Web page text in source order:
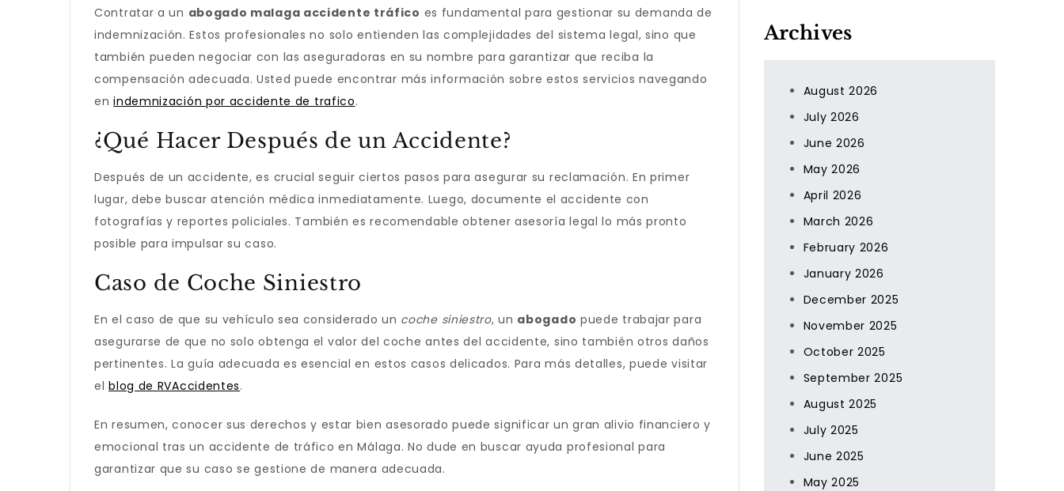
Contratar a un abogado malaga accidente tráfico es fundamental para gestionar su demanda de
indemnización. Estos profesionales no solo entienden las complejidades del sistema legal, sino que
también pueden negociar con las aseguradoras en su nombre para garantizar que reciba la
compensación adecuada. Usted puede encontrar más información sobre estos servicios navegando
enindemnización por accidente de trafico.
¿Qué Hacer Después de un Accidente?
Después de un accidente, es crucial seguir ciertos pasos para asegurar su reclamación. En primer
lugar, debe buscar atención médica inmediatamente. Luego, documente el accidente con
fotografías y reportes policiales. También es recomendable obtener asesoría legal lo más pronto
posible para impulsar su caso.
Caso de Coche Siniestro
En el caso de que su vehículo sea considerado un coche siniestro, un abogado puede trabajar para
asegurarse de que no solo obtenga el valor del coche antes del accidente, sino también otros daños
pertinentes. La guía adecuada es esencial en estos casos delicados. Para más detalles, puede visitar
elblog de RVAccidentes.
En resumen, conocer sus derechos y estar bien asesorado puede significar un gran alivio financiero y
emocional tras un accidente de tráfico en Málaga. No dude en buscar ayuda profesional para
garantizar que su caso se gestione de manera adecuada.
Archives
August 2026
July 2026
June 2026
May 2026
April 2026
March 2026
February 2026
January 2026
December 2025
November 2025
October 2025
September 2025
August 2025
July 2025
June 2025
May 2025